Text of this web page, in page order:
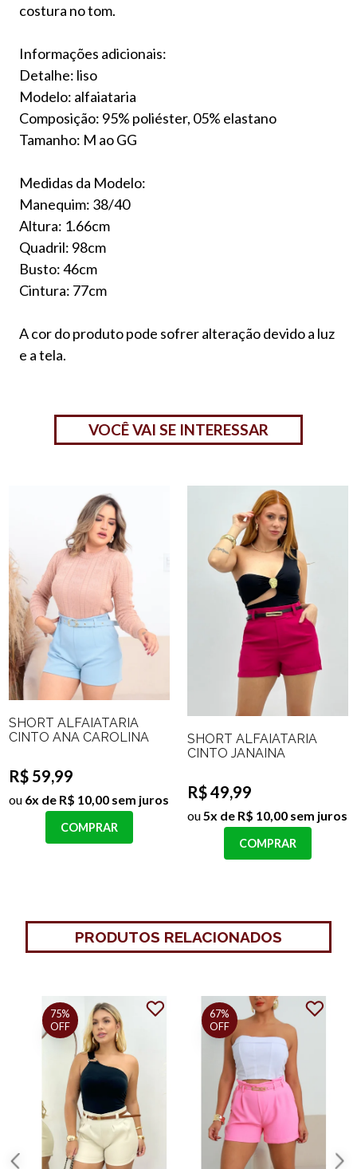
costura no tom.
Informações adicionais:
Detalhe: liso
Modelo: alfaiataria
Composição: 95% poliéster, 05% elastano
Tamanho: M ao GG
Medidas da Modelo:
Manequim: 38/40
Altura: 1.66cm
Quadril: 98cm
Busto: 46cm
Cintura: 77cm
A cor do produto pode sofrer alteração devido a luz
e a tela.
VOCÊ VAI SE INTERESSAR
SHORT ALFAIATARIA
CINTO ANA CAROLINA
R$ 59,99
ou 6x de R$ 10,00 sem juros
COMPRAR
SHORT ALFAIATARIA
CINTO JANAINA
R$ 49,99
ou 5x de R$ 10,00 sem juros
COMPRAR
PRODUTOS RELACIONADOS
75%
OFF